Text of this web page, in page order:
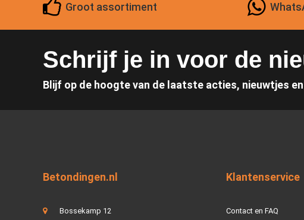
Groot assortiment
Schrijf je in voor de
Blijf op de hoogte van de laatste acties, nieuwtjes
Betondingen.nl
Bossekamp 12
Klantenservice
Contact en FAQ